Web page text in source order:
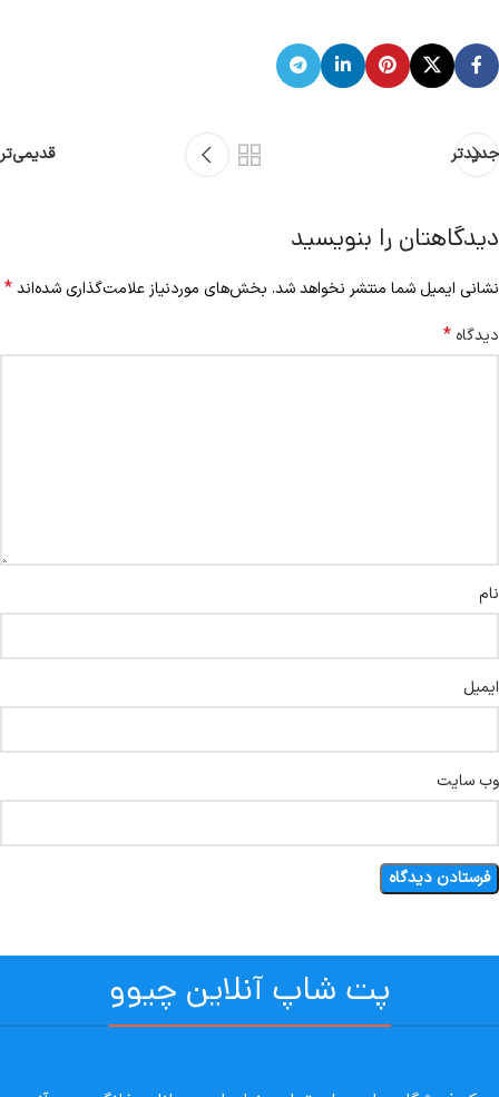
جدیدتر قدیمی‌تر
دیدگاهتان را بنویسید
نشانی ایمیل شما منتشر نخواهد شد. بخش‌های موردنیاز علامت‌گذاری شده‌اند*
دیدگاه *
نام
ایمیل
وب‌ سایت
پت شاپ آنلاین چیوو